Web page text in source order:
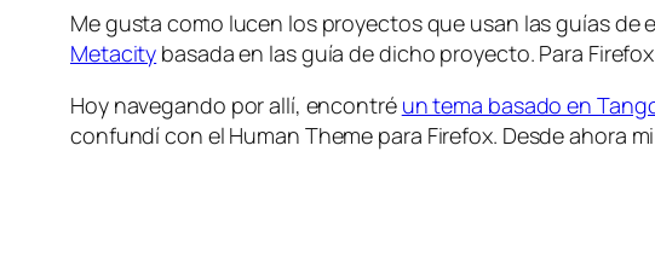
Me gusta como lucen los proyectos que usan las guías de
Metacity basada en las guía de dicho proyecto. Para
Hoy navegando por allí, encontré un tema basado en
confundí con el Human Theme para Firefox. Desde ahora